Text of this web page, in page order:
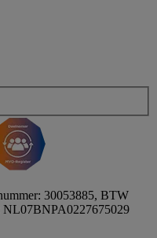
30053885, BTW